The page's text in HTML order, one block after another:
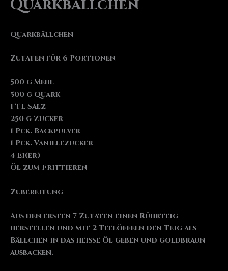
Quarkbällchen
Quarkbällchen
Zutaten für 6 Portionen
500 g Mehl
500 g Quark
1 TL Salz
250 g Zucker
1 Pck. Backpulver
1 Pck. Vanillezucker
4 Ei(er)
Öl zum Frittieren
Zubereitung
Aus den ersten 7 Zutaten einen Rührteig
herstellen und mit 2 Teelöffeln den Teig als
Bällchen in das heiße Öl geben und goldbraun
ausbacken.